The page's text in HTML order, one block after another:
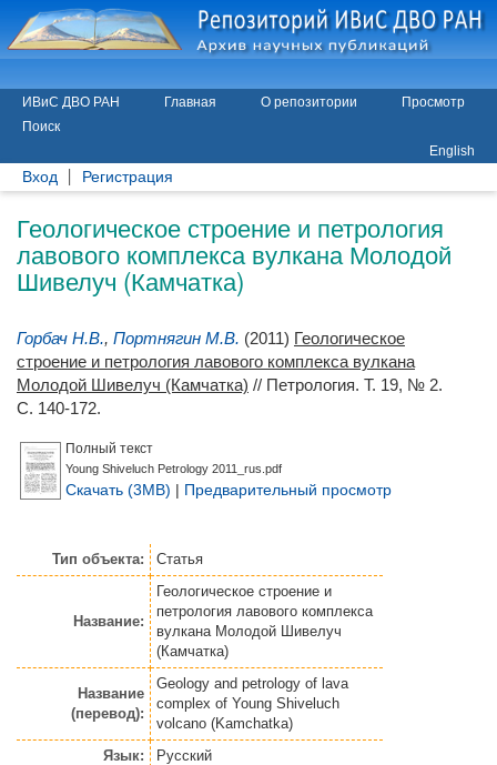
ИВиС ДВО РАН Главная О репозитории
Просмотр
Поиск
English
Вход Регистрация
Геологическое строение и петрология
лавового комплекса вулкана Молодой
Шивелуч (Камчатка)
Горбач Н.В., Портнягин М.В. (2011) Геологическое
строение и петрология лавового комплекса вулкана
Молодой Шивелуч (Камчатка) // Петрология. Т. 19, № 2.
С. 140-172.
Полный текст
Young Shiveluch Petrology 2011_rus.pdf
Скачать (3MB) | Предварительный просмотр
Тип объекта: Статья
Название:
Геологическое строение и
петрология лавового комплекса
вулкана Молодой Шивелуч
(Камчатка)
Название
(перевод):
Geology and petrology of lava
complex of Young Shiveluch
volcano (Kamchatka)
Язык:
Русский